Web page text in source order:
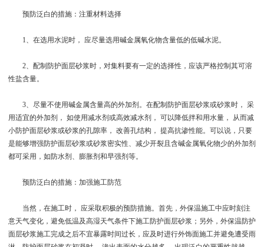
预防泛白的措施：注重材料选择
1、在选用水泥时， 应尽量选用碱金属氧化物含量低的低碱水泥。
2、配制防护面层砂浆时，对集料要有一定的选择性，应该严格控制其可溶
性盐含量。
3、尽量不使用碱金属含量高的外加剂。在配制防护面层砂浆或砂浆时， 采
用适宜的外加剂， 如使用减水剂或高效减水剂， 可以降低拌和用水量， 从而减
小防护面层砂浆或砂浆的孔隙率， 改善孔结构， 提高抗渗性能。可以说，只要
是能够增强防护面层砂浆或砂浆密实性、减少开裂且含碱金属氧化物少的外加剂
都可采用，如防水剂、膨胀剂和早强剂等。
预防泛白的措施：加强施工防范
当然，在施工时， 应采取积极的预防措施。首先，外保温施工中应时刻注
意天气变化，避免低温及高湿天气条件下施工防护面层砂浆；另外，外保温防护
面层砂浆施工完成之后不宜暴露时间过长，应及时进行外饰面施工并避免遭受雨